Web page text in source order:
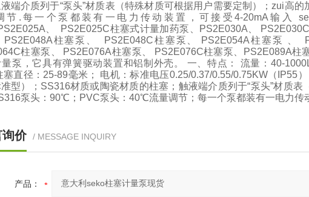
端介质列于“泵头”材质表（特殊材质可根据用户需要定制）；zui高
节.每一个泵都装有一电力传动装置，可接受4-20mA输入
、 PS2E025C柱塞式计量加药泵、PS2E030A、
PS2E048A柱塞泵、 PS2E048C柱塞泵、 PS2E054A柱塞泵 、
柱塞泵、 PS2E076A柱塞泵、 PS2E076C柱塞泵、PS2E089A
泵，它具有弹簧驱动装置和铝制外壳。 一、特点： 流量：40-
塞直径：25-89毫米； 电机：标准电压0.25/0.37/0.55/0.75KW（IP55
型）；SS316材质或陶瓷材质的柱塞；触液端介质列于“泵头”材质
泵头：90℃；PVC泵头：40℃流量调节；每一个泵都装有一电力传
价 / MESSAGE INQUIRY
产品：